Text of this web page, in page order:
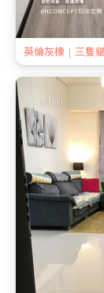
英倫灰橡｜三隻